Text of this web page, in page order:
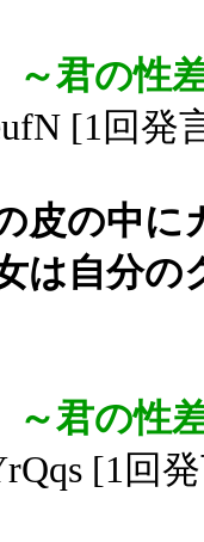
君の性
[1回発
皮の中
は自分
君の性
[1回